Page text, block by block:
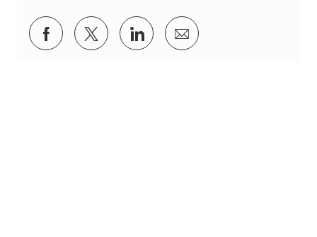
Compartir a través de Facebook
Compartir a través de twitter
Compartir a través de
Compartir por